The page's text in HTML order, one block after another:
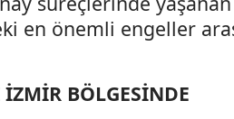
en önemli engeller
BÖLGESİNDE